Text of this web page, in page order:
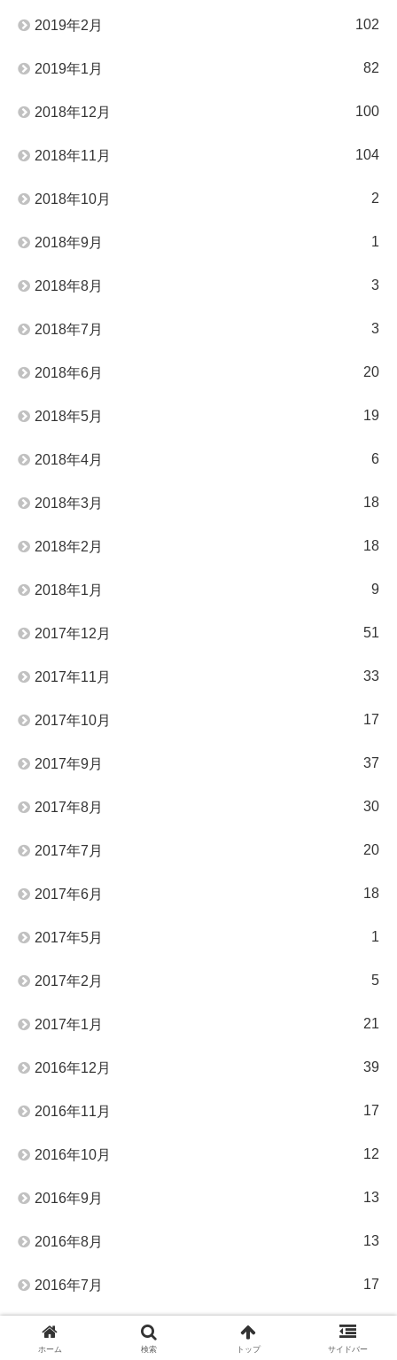
2019年2月 102
2019年1月 82
2018年12月 100
2018年11月 104
2018年10月 2
2018年9月 1
2018年8月 3
2018年7月 3
2018年6月 20
2018年5月 19
2018年4月 6
2018年3月 18
2018年2月 18
2018年1月 9
2017年12月 51
2017年11月 33
2017年10月 17
2017年9月 37
2017年8月 30
2017年7月 20
2017年6月 18
2017年5月 1
2017年2月 5
2017年1月 21
2016年12月 39
2016年11月 17
2016年10月 12
2016年9月 13
2016年8月 13
2016年7月 17
2016年6月
ホーム 検索 トップ サイドバー